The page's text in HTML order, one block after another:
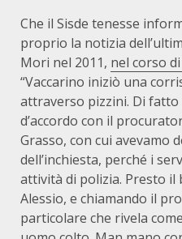
Che il Sisde tenesse
proprio la notizia
Mori nel 2011, nel corso
“Vaccarino iniziò una
attraverso pizzini. Di
d’accordo con il
Grasso, con cui avevamo
dell’inchiesta, perché i
attività di polizia. Presto il
Alessio, e chiamando il
particolare che rivela